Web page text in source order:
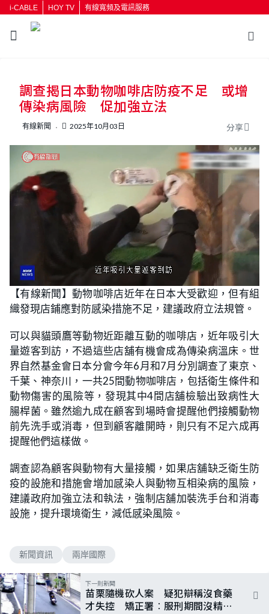
i-CABLE HOY TV 有線寬頻及電訊服務
按輸入鍵開始搜尋
調查揭日本動物咖啡店防疫不足 或增
傳染病風險 促加強立法
有線新聞 2025年10月03日 分享
n
m
t
e
o
a
d
e
d
8
.
3
5
%
【有線新聞】動物咖啡店近年在日本大受歡迎，但有組
織發現店鋪應對防感染措施不足，建議政府立法規管。
可以與貓頭鷹等動物近距離互動的咖啡店，近年吸引大
量遊客到訪，不過這些店舖有機會成為傳染病溫床。世
界自然基金會日本分會今年6月和7月分別調查了東京、
千葉、神奈川，一共25間動物咖啡店，包括衛生條件和
動物傷害的風險等，發現其中4間店舖檢驗出致病性大
腸桿菌。雖然逾九成在顧客到場時會提醒他們接觸動物
前先洗手或消毒，但到顧客離開時，則只有不足六成再
提醒他們這樣做。
調查認為顧客與動物有大量接觸，如果店舖缺乏衛生防
疫的設施和措施會增加感染人與動物互相染病的風險，
建議政府加強立法和執法，強制店舖加裝洗手台和消毒
設施，提升環境衛生，減低感染風險。
新聞資訊 兩岸國際
下一則新聞
苗栗隨機砍人案 疑犯辯稱沒食藥
才失控 矯正署︰服刑期間沒精神